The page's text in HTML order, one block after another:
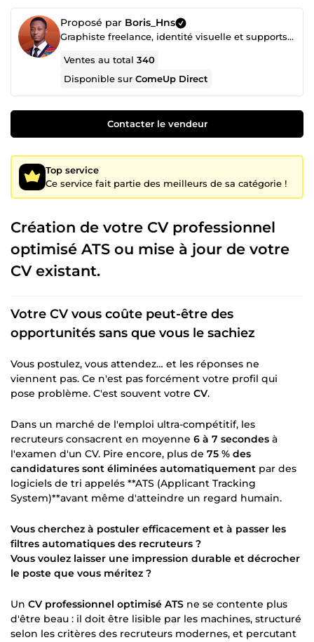
Proposé par Boris_Hns
Graphiste freelance, identité visuelle et supports professionnels
Ventes au total340
Disponible surComeUp Direct
Contacter le vendeur
Top service
Ce service fait partie des meilleurs de sa catégorie !
Création de votre CV professionnel
optimisé ATS ou mise à jour de votre
CV existant.
Votre CV vous coûte peut-être des
opportunités sans que vous le sachiez
Vous postulez, vous attendez… et les réponses ne
viennent pas. Ce n'est pas forcément votre profil qui
pose problème. C'est souvent votre CV.
Dans un marché de l'emploi ultra-compétitif, les
recruteurs consacrent en moyenne 6 à 7 secondes à
l'examen d'un CV. Pire encore, plus de 75 % des
candidatures sont éliminées automatiquement par des
logiciels de tri appelés **ATS (Applicant Tracking
System)**avant même d'atteindre un regard humain.
Vous cherchez à postuler efficacement et à passer les
filtres automatiques des recruteurs ?
Vous voulez laisser une impression durable et décrocher
le poste que vous méritez ?
Un CV professionnel optimisé ATS ne se contente plus
d'être beau : il doit être lisible par les machines, structuré
selon les critères des recruteurs modernes, et percutant